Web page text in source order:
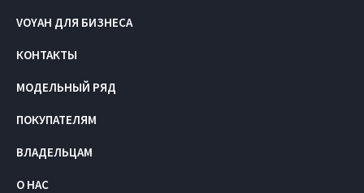
VOYAH ДЛЯ БИЗНЕСА
КОНТАКТЫ
МОДЕЛЬНЫЙ РЯД
ПОКУПАТЕЛЯМ
ВЛАДЕЛЬЦАМ
О НАС